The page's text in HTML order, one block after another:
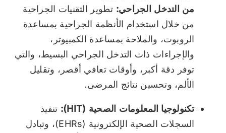
من التدخل الجراحي: تطوير التقنيات الجراحية
من خلال استخدام الأنظمة الجراحية بمساعدة
الروبوت، والملاحة بمساعدة الكمبيوتر،
والإجراءات ذات التدخل الجراحي البسيط، والتي
توفر دقة أكبر، وأوقات تعافي أقصر، وتقليل
الألم، وتحسين نتائج المرضى.
تكنولوجيا المعلومات الصحية (HIT):
تنفيذ
السجلات الصحية الإلكترونية (EHRs)، وتبادل